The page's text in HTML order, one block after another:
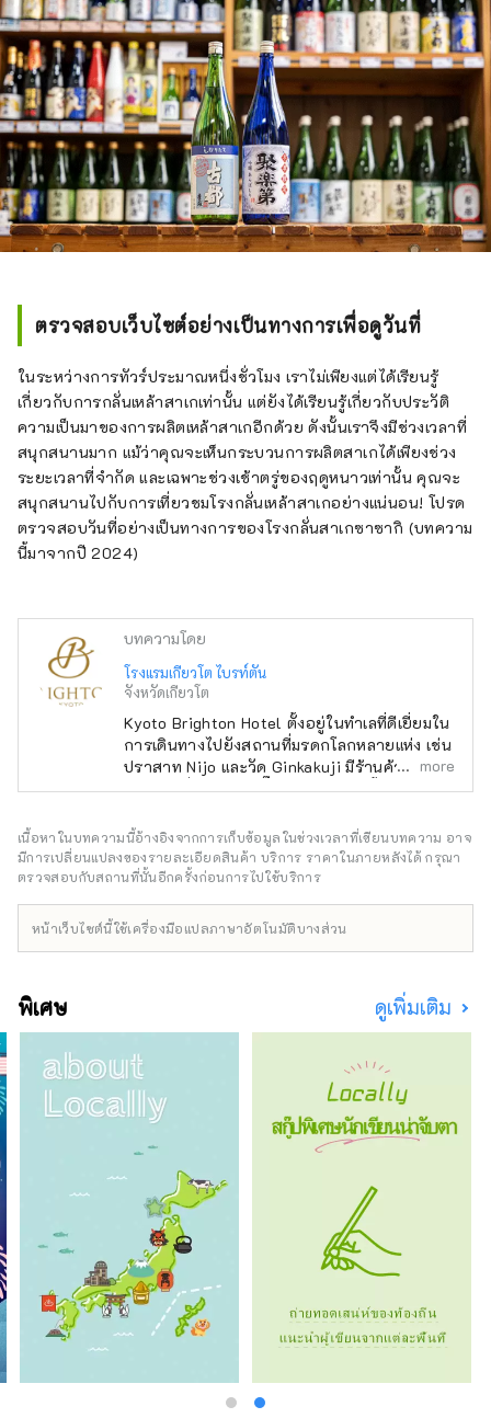
ตรวจสอบเว็บไซต์อย่างเป็นทางการเพื่อดูวันที่
ในระหว่างการทัวร์ประมาณหนึ่งชั่วโมง เราไม่เพียงแต่ได้เรียนรู้
เกี่ยวกับการกลั่นเหล้าสาเกเท่านั้น แต่ยังได้เรียนรู้เกี่ยวกับประวัติ
ความเป็นมาของการผลิตเหล้าสาเกอีกด้วย ดังนั้นเราจึงมีช่วงเวลาที่
สนุกสนานมาก แม้ว่าคุณจะเห็นกระบวนการผลิตสาเกได้เพียงช่วง
ระยะเวลาที่จำกัด และเฉพาะช่วงเช้าตรู่ของฤดูหนาวเท่านั้น คุณจะ
สนุกสนานไปกับการเที่ยวชมโรงกลั่นเหล้าสาเกอย่างแน่นอน! โปรด
ตรวจสอบวันที่อย่างเป็นทางการของโรงกลั่นสาเกซาซากิ (บทความ
นี้มาจากปี 2024)
บทความโดย
โรงแรมเกียวโต ไบรท์ตัน
จังหวัดเกียวโต
Kyoto Brighton Hotel ตั้งอยู่ในทำเลที่ดีเยี่ยมใน
การเดินทางไปยังสถานที่มรดกโลกหลายแห่ง เช่น
ปราสาท Nijo และวัด Ginkakuji มีร้านค้า
มากมายที่จำหน่ายซีอิ๊วและมิโซะแบบดั้งเดิมใน
ช้อปปิ้งได้ ใช้เวลาเดินประมาณ 5 นาทีไปยัง
พระราชวังอิมพีเรียลเกียวโต และยังแนะนำสำหรับ
การเดินเล่นและวิ่งในตอนเช้าอีกด้วย นอกจากนี้
อย่างดีก็พร้อมเสมอ และคุณสามารถปรึกษากับ
สี มีทัวร์พิเศษสำหรับการชมแบบส่วนตัว ห้องพัก
โดยเฉลี่ยอยู่ที่ 42 ตร.ม. ซึ่งมีพื้นที่กว้างขวาง
แม้ว่าคุณจะมีกระเป๋าเดินทางขนาดใหญ่ก็ตาม
และยังมีโซฟานั่งสบายสำหรับการพักผ่อนอีกด้วย
มีร้านอาหารมากมายในโรงแรม เช่น อาหาร
ตะวันตก เทปันยากิ เกียวโตไคเซกิ อาหารจีน และ
เลานจ์บาร์ ซึ่งเมนูเทปันยากิสไตล์เคาน์เตอร์ซึ่งมี
เนื้อวากิวย่างตรงหน้าคุณเป็นที่นิยม นี่คือโรงแรมที่
คุณสามารถจัดการทุกอย่างเกี่ยวกับเกียวโตได้
รวมถึงอาหารกูร์เมต์และประสบการณ์แบบเกียว
โตด้วย
more
เนื้อหาในบทความนี้อ้างอิงจากการเก็บข้อมูลในช่วงเวลาที่เขียนบทความ อาจ
มีการเปลี่ยนแปลงของรายละเอียดสินค้า บริการ ราคาในภายหลังได้ กรุณา
ตรวจสอบกับสถานที่นั้นอีกครั้งก่อนการไปใช้บริการ
หน้าเว็บไซต์นี้ใช้เครื่องมือแปลภาษาอัตโนมัติบางส่วน
พิเศษ ดูเพิ่มเติม